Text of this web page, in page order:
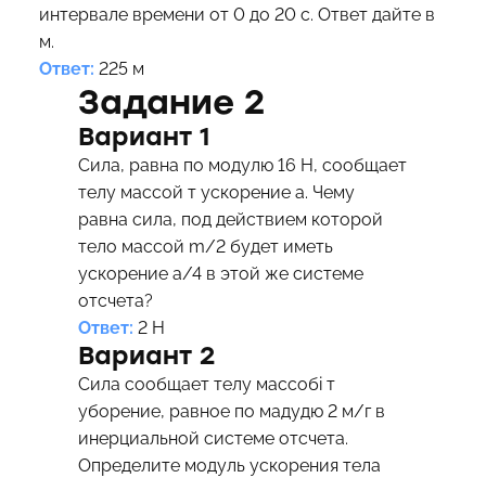
интервале времени от 0 до 20 с. Ответ дайте в
м.
Ответ: 225 м
Задание 2
Вариант 1
Сила, равна по модулю 16 Н, сообщает
телу массой т ускорение а. Чему
равна сила, под действием которой
тело массой m/2 будет иметь
ускорение а/4 в этой же системе
отсчета?
Ответ: 2 Н
Вариант 2
Сила сообщает телу массобі т
уборение, равное по мадудю 2 м/г в
инерциальной системе отсчета.
Определите модуль ускорения тела